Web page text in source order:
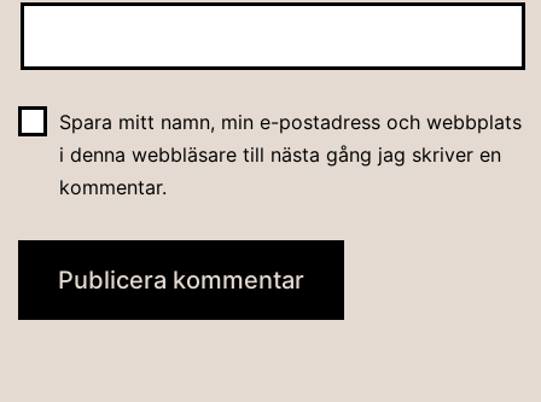
Spara mitt namn, min e-postadress och webbplats
i denna webbläsare till nästa gång jag skriver en
kommentar.